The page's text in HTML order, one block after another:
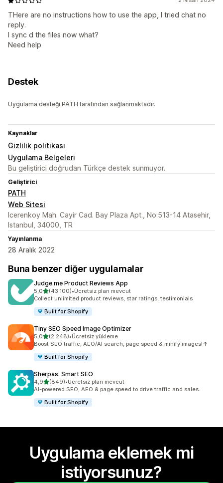
THere are no instructions how to use the app, I tried chat no
reply.
I sync d the files now what?
Need help
Destek
Uygulama desteği PATH tarafından sağlanmaktadır.
Kaynaklar
Gizlilik politikası
Uygulama Belgeleri
Bu geliştirici doğrudan Türkçe destek sunmuyor.
Geliştirici
PATH
Web Sitesi
Icerenkoy Mah. Cayir Cad. Bay Plaza Apt., No:513-14 Atasehir,
Istanbul, 34000, TR
Yayınlanma
28 Aralık 2022
Buna benzer diğer uygulamalar
Judge.me Product Reviews App
5,05 yıldız üzerinden
(43.100)
toplam 43100 değerlendirme
•Ücretsiz plan mevcut
Collect unlimited product reviews, star ratings, testimonials
Built for Shopify
Tiny SEO Speed Image Optimizer
5,05 yıldız üzerinden
(2.248)
toplam 2248 değerlendirme
•Ücretsiz yükleme
Boost SEO traffic, AEO/AI search, page speed & minify images!↑
Built for Shopify
Sherpas: Smart SEO
4,95 yıldız üzerinden
(849)
toplam 849 değerlendirme
•Ücretsiz plan mevcut
AI-powered SEO, AEO & page speed to drive traffic and sales.
Built for Shopify
Uygulama eklemek mi
istiyorsunuz?